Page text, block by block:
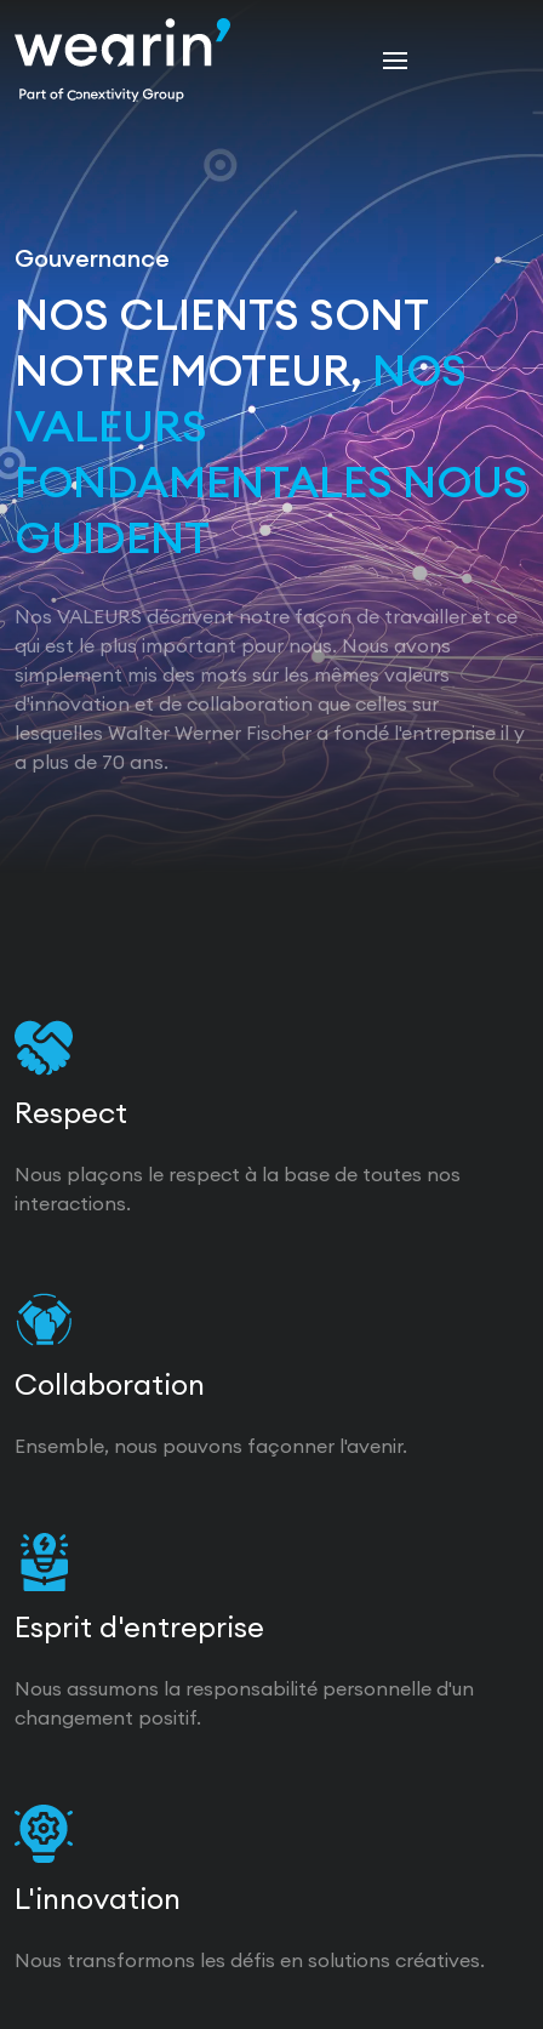
Gouvernance
NOS CLIENTS SONT
NOTRE MOTEUR,NOS
VALEURS
FONDAMENTALES NOUS
GUIDENT
Nos VALEURS décrivent notre façon de travailler et ce
qui est le plus important pour nous. Nous avons
simplement mis des mots sur les mêmes valeurs
d'innovation et de collaboration que celles sur
lesquelles Walter Werner Fischer a fondé l'entreprise il y
a plus de 70 ans.
Respect
Nous plaçons le respect à la base de toutes nos
interactions.
Collaboration
Ensemble, nous pouvons façonner l'avenir.
Esprit d'entreprise
Nous assumons la responsabilité personnelle d'un
changement positif.
L'innovation
Nous transformons les défis en solutions créatives.